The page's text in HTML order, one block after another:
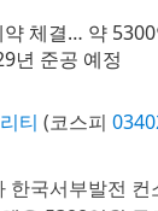
체결… 약
년 준공 예정
티 (코스피
한국서부발전